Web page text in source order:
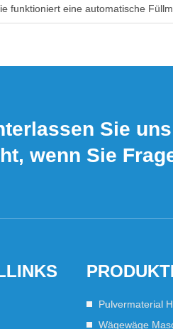
funktioniert eine automatische
Sie
wenn Sie
Pulvermaterial
Wägewäge